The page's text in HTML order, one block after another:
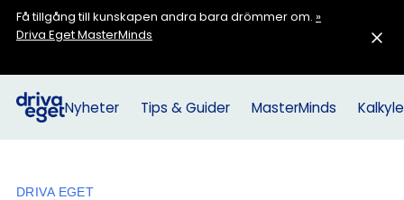
Få tillgång till kunskapen andra bara drömmer om. »
Driva Eget MasterMinds
Nyheter Tips & Guider MasterMinds
DRIVA EGET